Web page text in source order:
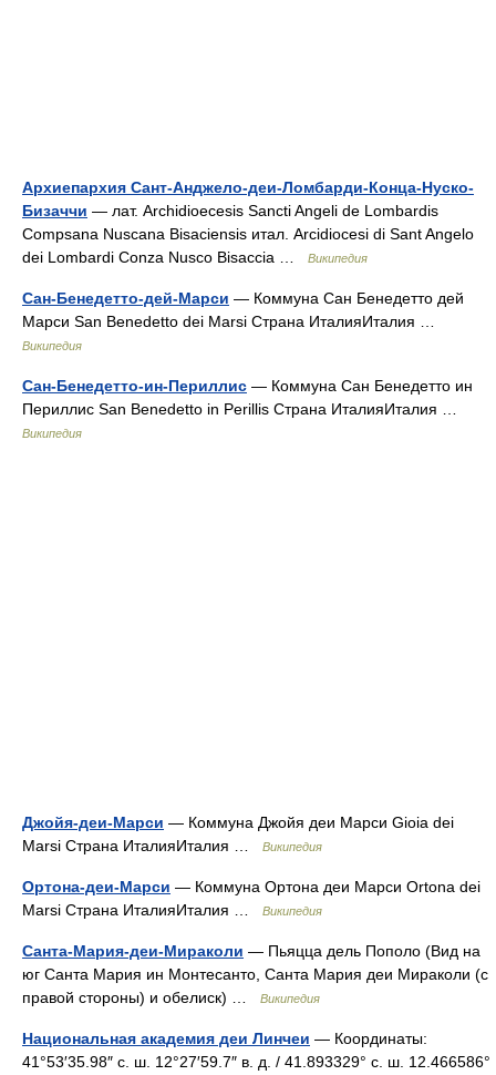
Архиепархия Сант-Анджело-деи-Ломбарди-Конца-Нуско-
Бизаччи — лат. Archidioecesis Sancti Angeli de Lombardis
Compsana Nuscana Bisaciensis итал. Arcidiocesi di Sant Angelo
dei Lombardi Conza Nusco Bisaccia …
Википедия
Сан-Бенедетто-дей-Марси — Коммуна Сан Бенедетто дей
Марси San Benedetto dei Marsi Страна ИталияИталия …
Википедия
Сан-Бенедетто-ин-Периллис — Коммуна Сан Бенедетто ин
Периллис San Benedetto in Perillis Страна ИталияИталия …
Википедия
Джойя-деи-Марси — Коммуна Джойя деи Марси Gioia dei
Marsi Страна ИталияИталия …
Википедия
Ортона-деи-Марси — Коммуна Ортона деи Марси Ortona dei
Marsi Страна ИталияИталия …
Википедия
Санта-Мария-деи-Мираколи — Пьяцца дель Пополо (Вид на
юг Санта Мария ин Монтесанто, Санта Мария деи Мираколи (с
правой стороны) и обелиск) …
Википедия
Национальная академия деи Линчеи — Координаты:
41°53′35.98″ с. ш. 12°27′59.7″ в. д. / 41.893329° с. ш. 12.466586°